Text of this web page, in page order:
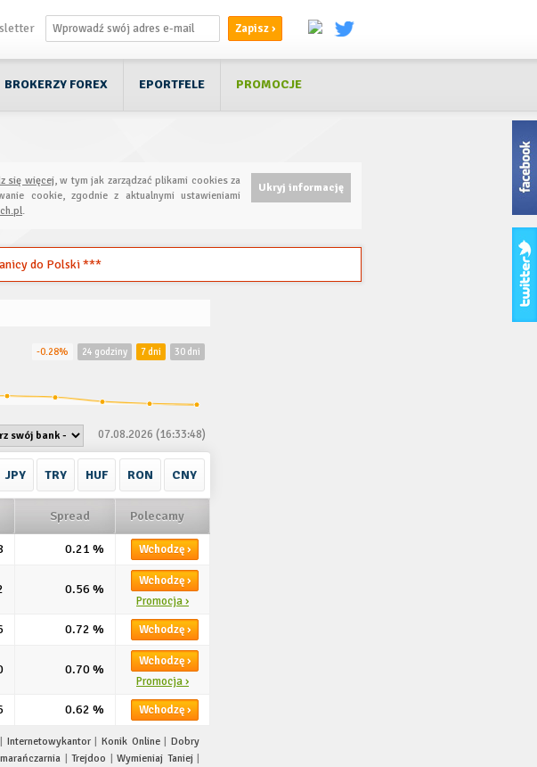
BROKERZY FOREX EPORTFELE PROMOCJE
Ukryj informację
się więcej, w tym jak zarządzać plikami cookies za
cookie, zgodnie z aktualnymi ustawieniami
.
do Polski ***
-0.28% 24 godziny 7 dni 30 dni
JPY TRY HUF RON CNY
07.08.2026 (16:33:48)
Spread Polecamy
0.21 % Wchodzę ›
0.56 %
Wchodzę ›
Promocja ›
0.72 % Wchodzę ›
0.70%
Wchodzę ›
Promocja ›
0.62 % Wchodzę ›
| Internetowykantor|Konik Online|Dobry
|Trejdoo |Wymieniaj Taniej|